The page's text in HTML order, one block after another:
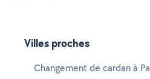
Villes proches
Changement de cardan à